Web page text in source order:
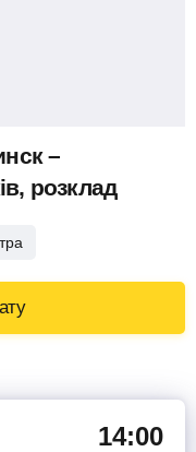
–
розклад
14:00